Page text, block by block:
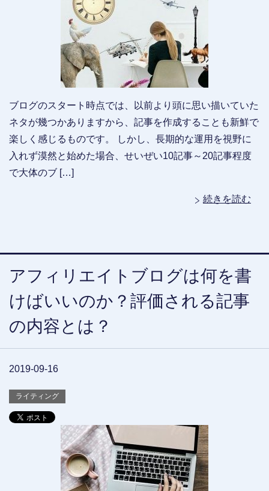
ブログのスタート時点では、以前より頭に思い描いていた
ネタが幾つかありますから、記事を作成することも新鮮で
楽しく感じるものです。 しかし、長期的な運用を視野に
入れず漠然と始めた場合、せいぜい10記事～20記事程度
で大体のブ […]
続きを読む
アフィリエイトブログは何を書
けばいいのか？評価される記事
の内容とは？
2019-09-16
ライティング